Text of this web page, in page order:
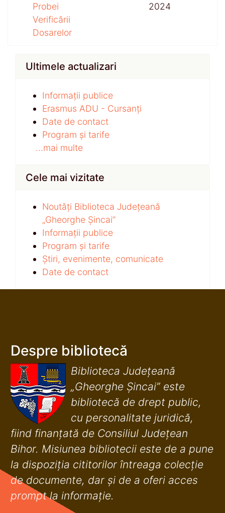
Probei
Verificării
Dosarelor
2024
Ultimele actualizari
Informații publice
Erasmus ADU - Cursanți
Date de contact
Program și tarife
...mai multe
Cele mai vizitate
Noutăți Biblioteca Județeană
„Gheorghe Șincai”
Informații publice
Program și tarife
Știri, evenimente, comunicate
Date de contact
Despre bibliotecă
Biblioteca Județeană
„Gheorghe Șincai” este
bibliotecă de drept public,
cu personalitate juridică,
fiind finanţată de Consiliul Judeţean
Bihor. Misiunea bibliotecii este de a pune
la dispoziţia cititorilor întreaga colecţie
de documente, dar şi de a oferi acces
prompt la informaţie.